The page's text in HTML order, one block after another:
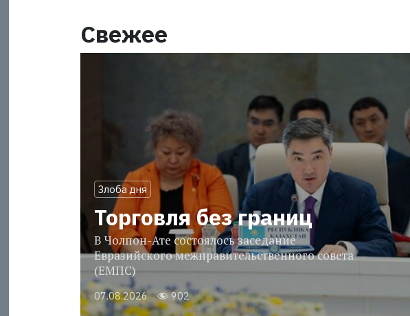
Свежее
Злоба дня
Торговля без границ
В Чолпон-Ате состоялось заседание
Евразийского межправительственного совета
(ЕМПС)
07.08.2026 902